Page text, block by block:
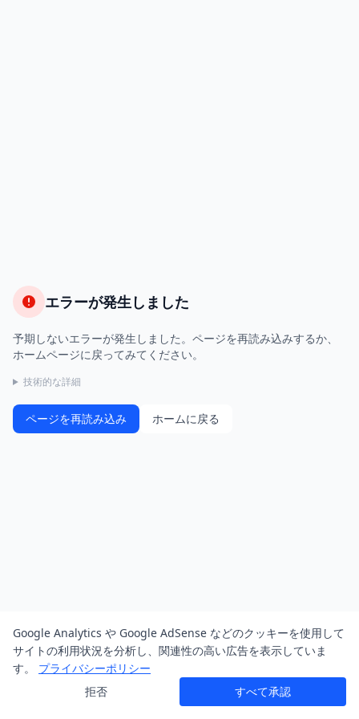
エラーが発生しました
予期しないエラーが発生しました。ページを再読み込みするか、
ホームページに戻ってみてください。
技術的な詳細
ページを再読み込み ホームに戻る
Google Analytics や Google AdSense などのクッキーを使用して
サイトの利用状況を分析し、関連性の高い広告を表示していま
す。
プライバシーポリシー
拒否
すべて承認